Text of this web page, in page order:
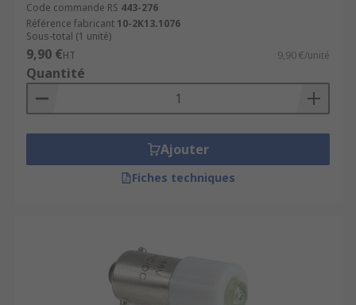
Code commande RS 443-276
Référence fabricant 10-2K13.1076
Sous-total (1 unité)
9,90 €HT 9,90 €/unité
Quantité
Ajouter
Fiches techniques